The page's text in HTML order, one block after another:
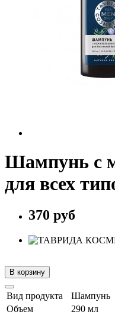
Шампунь с
для всех
370 руб
В корзину
Вид продукта
Шампунь
Объем
290 мл